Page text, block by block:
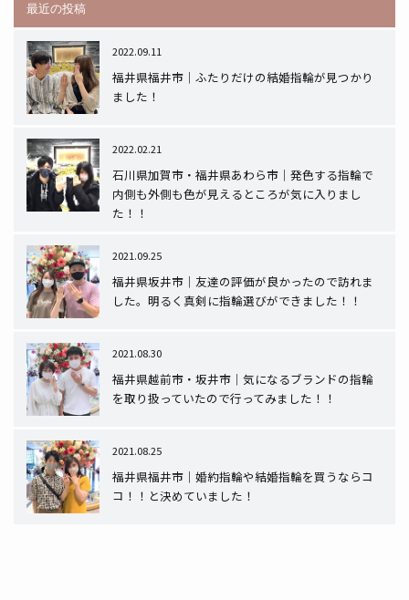
最近の投稿
2022.09.11
福井県福井市｜ふたりだけの結婚指輪が見つかり
ました！
2022.02.21
石川県加賀市・福井県あわら市｜発色する指輪で
内側も外側も色が見えるところが気に入りまし
た！！
2021.09.25
福井県坂井市｜友達の評価が良かったので訪れま
した。明るく真剣に指輪選びができました！！
2021.08.30
福井県越前市・坂井市｜気になるブランドの指輪
を取り扱っていたので行ってみました！！
2021.08.25
福井県福井市｜婚約指輪や結婚指輪を買うならコ
コ！！と決めていました！